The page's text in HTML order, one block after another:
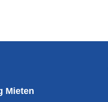
Mieten